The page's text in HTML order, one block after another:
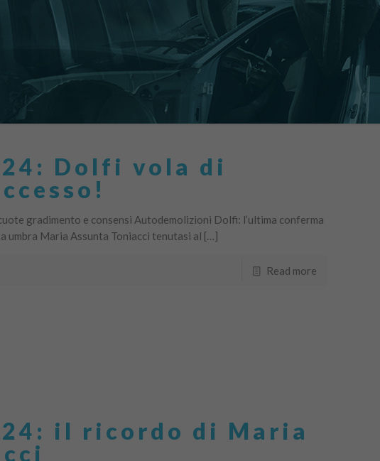
Dolfi vola di
gradimento e consensi Autodemolizioni Dolfi: l’ultima conferma
umbra Maria Assunta Toniacci tenutasi al […]
Read more
il ricordo di Maria